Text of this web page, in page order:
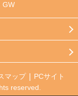
GW
マップ
PCサイト
reserved.